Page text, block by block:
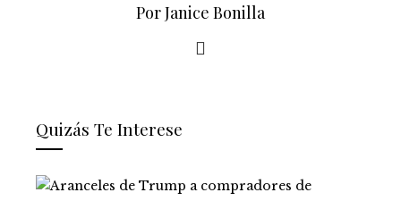
Por Janice Bonilla
Quizás Te Interese